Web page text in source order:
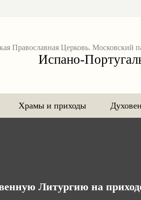
Православная Церковь. Московский
Испано-
Храмы и приходы
Литургию на